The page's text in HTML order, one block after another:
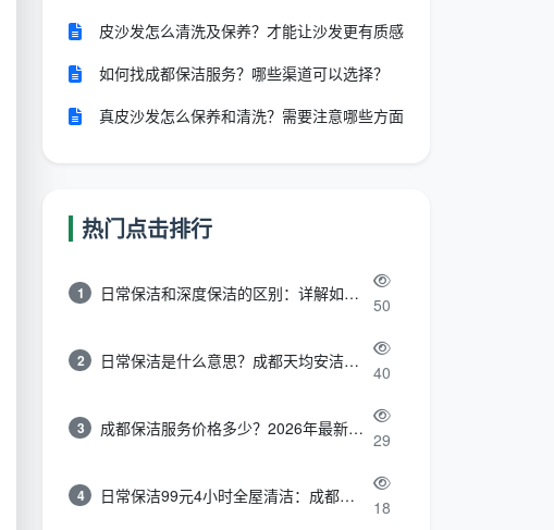
皮沙发怎么清洗及保养？才能让沙发更有质感
如何找成都保洁服务？哪些渠道可以选择？
真皮沙发怎么保养和清洗？需要注意哪些方面
热门点击排行
1 日常保洁和深度保洁的区别：详解如何选择最适合的清洁服务
50
2 日常保洁是什么意思？成都天均安洁带你快速区分“日常vs深度vs开荒”
40
3 成都保洁服务价格多少？2026年最新报价表来了，这一篇看透所有费用
29
4 日常保洁99元4小时全屋清洁：成都天均安洁保洁超值服务全解析
18